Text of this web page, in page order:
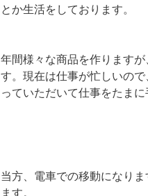
とか生活をしております。
年間様々な商品を作ります
す。現在は仕事が忙しいの
っていただいて仕事をたま
当方、電車での移動になり
ます。